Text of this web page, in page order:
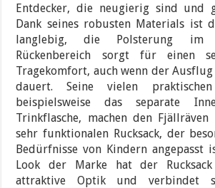
Entdecker, die neugierig sind und
Dank seines robusten Materials ist
langlebig, die Polsterung im
Rückenbereich sorgt für einen
Tragekomfort, auch wenn der
dauert. Seine vielen
beispielsweise das separate
Trinkflasche, machen den
sehr funktionalen Rucksack, der
Bedürfnisse von Kindern angepasst
Look der Marke hat der
attraktive Optik und verbindet